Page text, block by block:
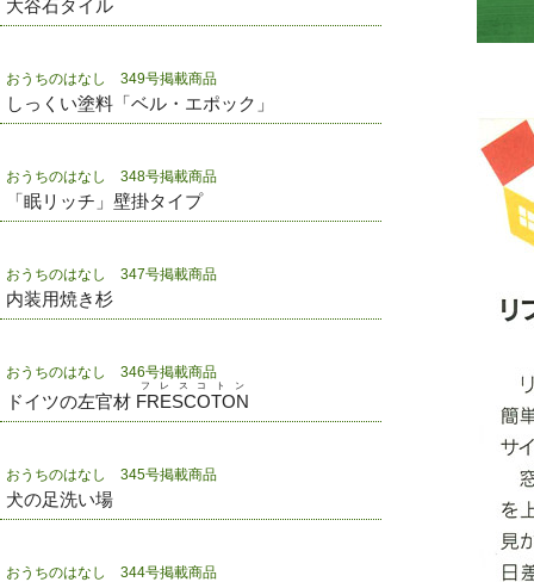
大谷石タイル
おうちのはなし 349号掲載商品
しっくい塗料「ベル・エポック」
おうちのはなし 348号掲載商品
「眠リッチ」壁掛タイプ
おうちのはなし 347号掲載商品
内装用焼き杉
おうちのはなし 346号掲載商品
ドイツの左官材 FRESCOTON
フレスコトン
おうちのはなし 345号掲載商品
犬の足洗い場
おうちのはなし 344号掲載商品